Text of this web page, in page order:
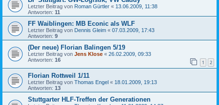
Letzter Beitrag von Roman Gürtler « 13.06.2009, 11:38
Antworten: 11
FF Waiblingen: MB Econic als WLF
Letzter Beitrag von Dennis Gleim « 07.03.2009, 17:43
Antworten: 9
(Der neue) Florian Balingen 5/19
Letzter Beitrag von Jens Klose « 26.02.2009, 09:33
Antworten: 16 1 2
Florian Rottweil 1/11
Letzter Beitrag von Thomas Engel « 18.01.2009, 19:13
Antworten: 13
Stuttgarter HLF-Treffen der Generationen